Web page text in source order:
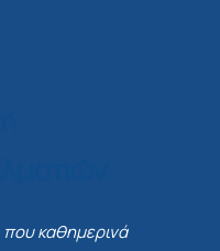
που καθημερινά